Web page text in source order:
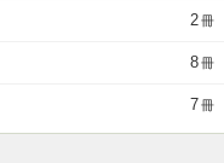
2冊
8冊
7冊